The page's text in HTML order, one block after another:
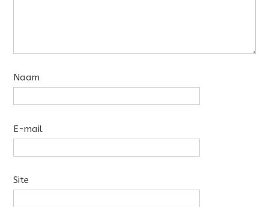
Naam
E-mail
Site